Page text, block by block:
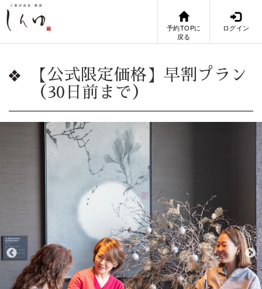
予約TOPに
戻る
ログイン
【公式限定価格】早割プラン
（30日前まで）